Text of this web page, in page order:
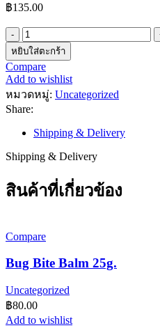
฿135.00
จำนวน
Peppermint
Herbal
Balm
50g.
หยิบใส่ตะกร้า
Compare
Add to wishlist
หมวดหมู่: Uncategorized
Share:
Shipping & Delivery
Shipping & Delivery
สินค้าที่เกี่ยวข้อง
Compare
Bug Bite Balm 25g.
Uncategorized
฿80.00
Add to wishlist